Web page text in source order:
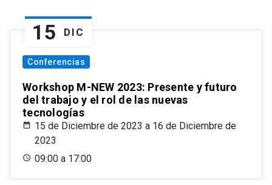
15 DIC
Conferencias
Workshop M-NEW 2023: Presente y futuro
del trabajo y el rol de las nuevas
tecnologías
15 de Diciembre de 2023 a 16 de Diciembre de
2023
09:00 a 17:00